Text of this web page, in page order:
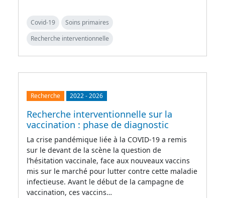
Covid-19
Soins primaires
Recherche interventionnelle
Recherche 2022-2026
Recherche interventionnelle sur la
vaccination : phase de diagnostic
La crise pandémique liée à la COVID-19 a remis
sur le devant de la scène la question de
l’hésitation vaccinale, face aux nouveaux vaccins
mis sur le marché pour lutter contre cette maladie
infectieuse. Avant le début de la campagne de
vaccination, ces vaccins…